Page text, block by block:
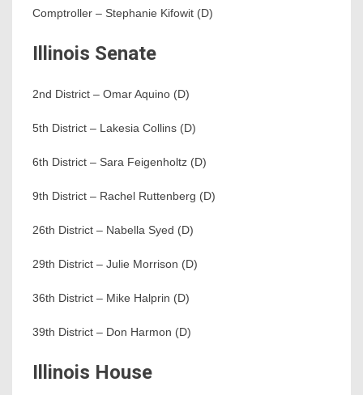
Comptroller – Stephanie Kifowit (D)
Illinois Senate
2nd District – Omar Aquino (D)
5th District – Lakesia Collins (D)
6th District – Sara Feigenholtz (D)
9th District – Rachel Ruttenberg (D)
26th District – Nabella Syed (D)
29th District – Julie Morrison (D)
36th District – Mike Halprin (D)
39th District – Don Harmon (D)
Illinois House